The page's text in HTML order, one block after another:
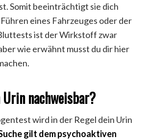
Somit beeinträchtigt sie dich
eines Fahrzeuges oder der
ist der Wirkstoff zwar
wie erwähnt musst du dir hier
nachweisbar?
wird in der Regel dein Urin
gilt dem psychoaktiven